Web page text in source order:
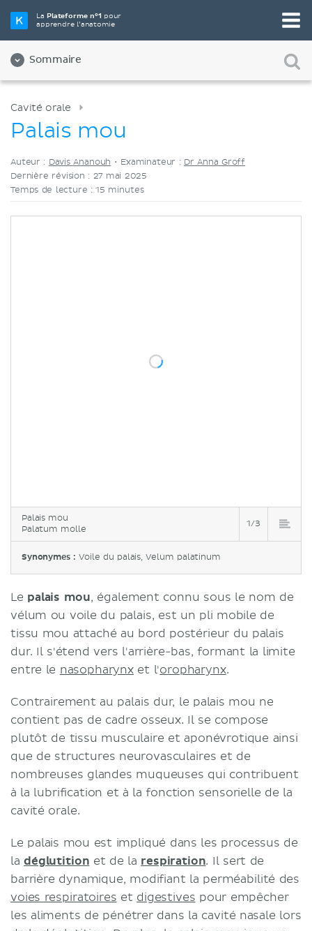
La Plateforme n°1 pour
apprendre l’anatomie
Sommaire
Choisissez votre outil d'étude préféré
Vidéos
Cavité orale
Palais mou
Auteur : Davis Ananouh • Examinateur : Dr Anna Groff
Dernière révision : 27 mai 2025
Temps de lecture : 15 minutes
Palais mou
Palatum molle
1/3
Synonymes :Voile du palais, Velum palatinum
Le palais mou, également connu sous le nom de
vélum ou voile du palais, est un pli mobile de
tissu mou attaché au bord postérieur du palais
dur. Il s'étend vers l'arrière-bas, formant la limite
entre le nasopharynx et l'oropharynx.
Contrairement au palais dur, le palais mou ne
contient pas de cadre osseux. Il se compose
plutôt de tissu musculaire et aponévrotique ainsi
que de structures neurovasculaires et de
nombreuses glandes muqueuses qui contribuent
à la lubrification et à la fonction sensorielle de la
cavité orale.
Le palais mou est impliqué dans les processus de
ladéglutition et de la respiration. Il sert de
barrière dynamique, modifiant la perméabilité des
voies respiratoires et digestives pour empêcher
les aliments de pénétrer dans la cavité nasale lors